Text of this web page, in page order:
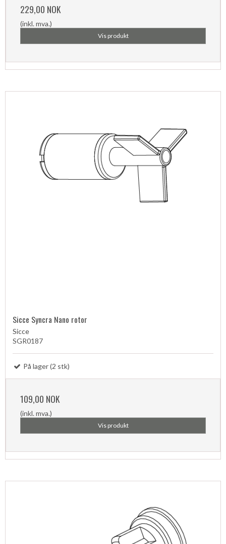
229,00 NOK
(inkl. mva.)
Vis produkt
Sicce Syncra Nano rotor
Sicce
SGR0187
På lager (2 stk)
109,00 NOK
(inkl. mva.)
Vis produkt